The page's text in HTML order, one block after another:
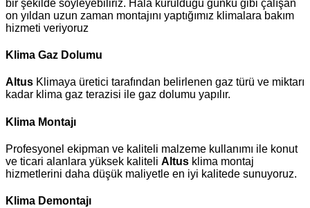
bir şekilde söyleyebiliriz. Hala kurulduğu günkü gibi çalışan
on yıldan uzun zaman montajını yaptığımız klimalara bakım
hizmeti veriyoruz
Klima Gaz Dolumu
Altus Klimaya üretici tarafından belirlenen gaz türü ve miktarı
kadar klima gaz terazisi ile gaz dolumu yapılır.
Klima Montajı
Profesyonel ekipman ve kaliteli malzeme kullanımı ile konut
ve ticari alanlara yüksek kaliteli Altus klima montaj
hizmetlerini daha düşük maliyetle en iyi kalitede sunuyoruz.
Klima Demontajı